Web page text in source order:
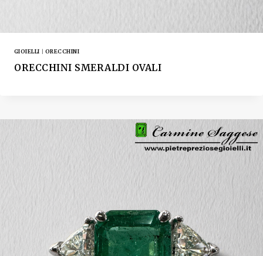
GIOIELLI |ORECCHINI
ORECCHINI SMERALDI OVALI